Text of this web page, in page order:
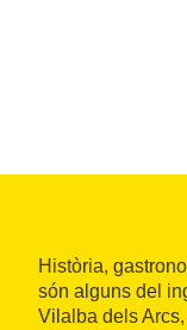
Història,
són alguns del
Vilalba dels